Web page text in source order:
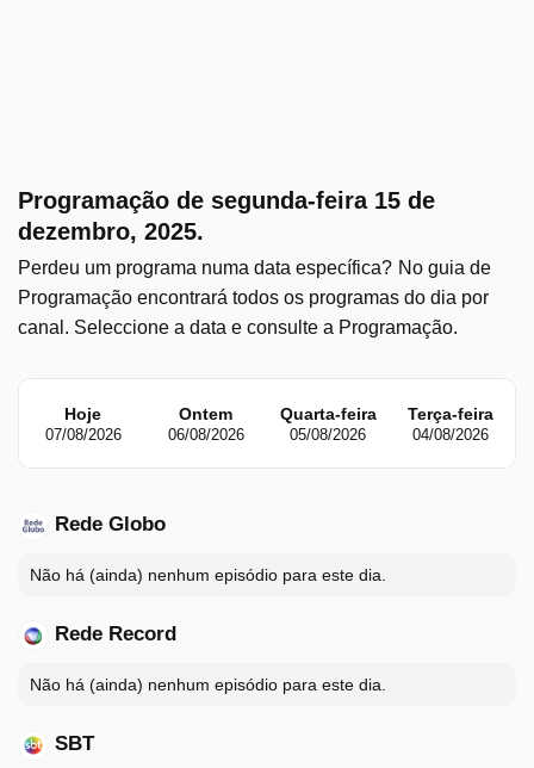
Programação de segunda-feira 15 de
dezembro, 2025.
Perdeu um programa numa data específica? No guia de
Programação encontrará todos os programas do dia por
canal. Seleccione a data e consulte a Programação.
Hoje
07/08/2026
Ontem
06/08/2026
Quarta-feira
05/08/2026
Terça-feira
04/08/2026
Rede Globo
Não há (ainda) nenhum episódio para este dia.
Rede Record
Não há (ainda) nenhum episódio para este dia.
SBT